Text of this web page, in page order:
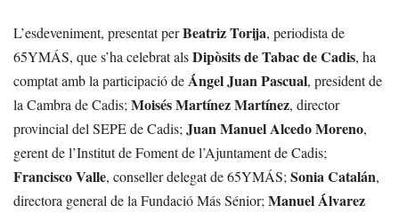
L’esdeveniment, presentat perBeatriz Torija, periodista de
65YMÁS, que s’ha celebrat alsDipòsits de Tabac de Cadis, ha
comptat amb la participació deÁngel Juan Pascual, president de
la Cambra de Cadis;Moisés Martínez Martínez, director
provincial del SEPE de Cadis;Juan Manuel Alcedo Moreno,
gerent de l’Institut de Foment de l’Ajuntament de Cadis;
Francisco Valle, conseller delegat de 65YMÁS;Sonia Catalán,
directora general de la Fundació Más Sénior;Manuel Álvarez